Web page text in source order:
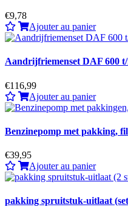
€9,78
Ajouter au panier
Aandrijfriemenset DAF 600
€116,99
Ajouter au panier
Benzinepomp met pakking,
€39,95
Ajouter au panier
pakking spruitstuk-uitlaat